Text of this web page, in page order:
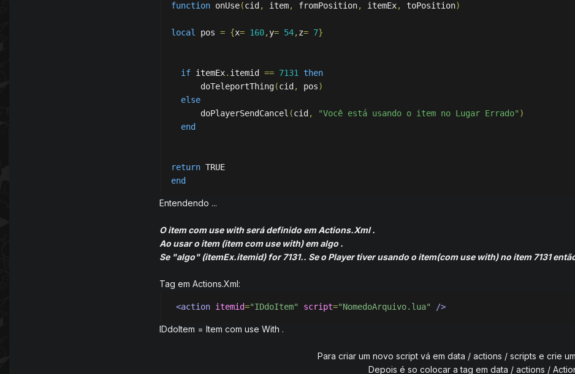
function onUse(cid , item, fromPosition, itemEx, toPosition)
local pos = {x= 160, y= 54, z= 7}
if itemEx. itemid == 7131
then
      doTeleportThing
(cid , pos)
else
      doPlayerSendCancel
(cid , "Você está usando o item no Lugar Errado" )
end
return
end
Entendendo ...
O item com use with será definido em Actions.Xml .
Ao usar o item (item com use with) em algo .
Se "algo" (itemEx.itemid) for 7131.. Se o Player tiver usando o item(com use with) no item 7131
Tag em Actions.Xml:
<action itemid="IDdoItem" script="NomedoArquivo.lua" />
IDdoItem = Item com use With .
Para criar um novo script vá em data / actions / scripts e crie
Depois é so colocar a tag em data / actions /